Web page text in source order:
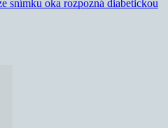
snímku oka rozpozná diabetickou